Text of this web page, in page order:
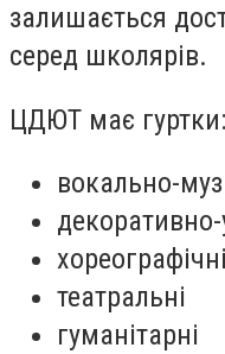
залишається
серед школярів.
ЦДЮТ має гуртки:
вокально-
хореографічні
театральні
гуманітарні